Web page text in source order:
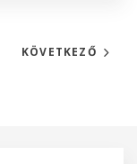
KÖVETKEZŐ